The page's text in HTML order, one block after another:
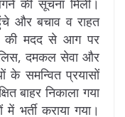
की सूचना मिली।
और बचाव व राहत
की मदद से आग पर
दमकल सेवा और
के समन्वित प्रयासों
बाहर निकाला गया
कराया गया।